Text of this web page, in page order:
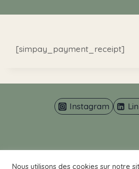
[simpay_payment_receipt]
Instagram
Nous utilisons des cookies sur notre